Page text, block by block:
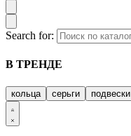
Search for:
В ТРЕНДЕ
кольца серьги подвески